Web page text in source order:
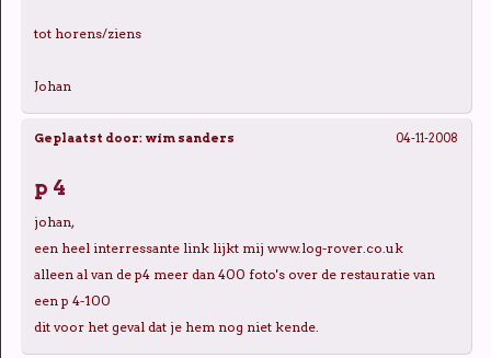
tot horens/ziens
Johan
04-11-2008
Geplaatst door: wim sanders
p 4
johan,
een heel interressante link lijkt mij www.log-rover.co.uk
alleen al van de p4 meer dan 400 foto's over de restauratie van
een p 4-100
dit voor het geval dat je hem nog niet kende.